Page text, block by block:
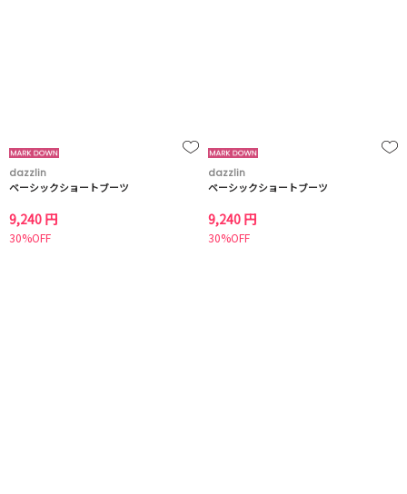
dazzlin
ベーシックショートブーツ
9,240 円
30%OFF
dazzlin
ベーシックショートブーツ
9,240 円
30%OFF